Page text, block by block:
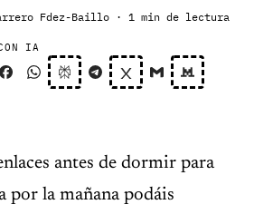
Fdez-Baillo · 1 min de lectura
IA
antes de dormir para
por la mañana podáis